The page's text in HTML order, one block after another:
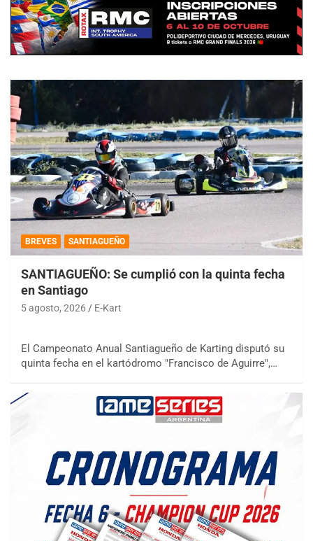
BREVES SANTIAGUEÑO
SANTIAGUEÑO: Se cumplió con la quinta fecha
en Santiago
5 agosto, 2026 E-Kart
El Campeonato Anual Santiagueño de Karting disputó su
quinta fecha en el kartódromo "Francisco de Aguirre",…